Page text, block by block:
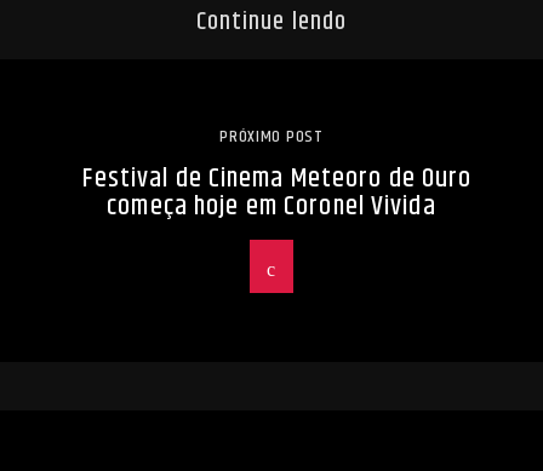
Continue lendo
PRÓXIMO POST
Festival de Cinema Meteoro de Ouro
começa hoje em Coronel Vivida